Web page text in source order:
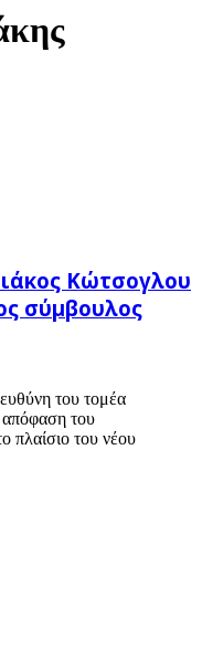
Κώτσογλου
σύμβουλος
του τομέα
απόφαση του
πλαίσιο του νέου